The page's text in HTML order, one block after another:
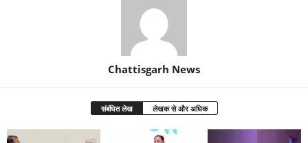
Chattisgarh News
संबंधित लेख लेखक से और अधिक